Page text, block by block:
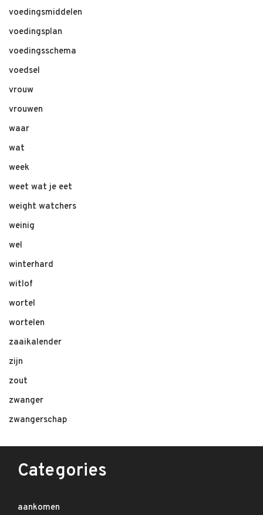
voedingsmiddelen
voedingsplan
voedingsschema
voedsel
vrouw
vrouwen
waar
wat
week
weet wat je eet
weight watchers
weinig
wel
winterhard
witlof
wortel
wortelen
zaaikalender
zijn
zout
zwanger
zwangerschap
Categories
aankomen